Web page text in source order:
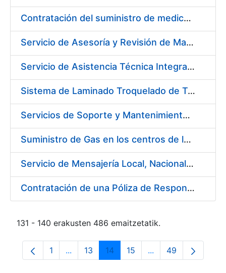
Contratación del suministro de medicamentos, vacunas y demás especialidades farmacéuticas de la FNMT-RCM
Servicio de Asesoría y Revisión de Maquinaria en FNMT-RCM
Servicio de Asistencia Técnica Integral de Impresora HP Indigo Serie III HP 7900
Sistema de Laminado Troquelado de Tarjetas ISO 7810
Servicios de Soporte y Mantenimiento de Licencias de Software de la FNMT-RCM (3 Lotes)
Suministro de Gas en los centros de la FNMT-RCM de Madrid y Burgos durante el año 2019
Servicio de Mensajería Local, Nacional e Internacional para la FNMT-RCM
Contratación de una Póliza de Responsabilidad Civil General para el año 2019
131 - 140 erakusten 486 emaitzetatik.
Orrialdea
1 ...Intermediate Pages Use TAB to navigate.
Orrialdea
13 Orrialdea
14 Orrialdea
15 ...Intermediate
Orrialdea
49